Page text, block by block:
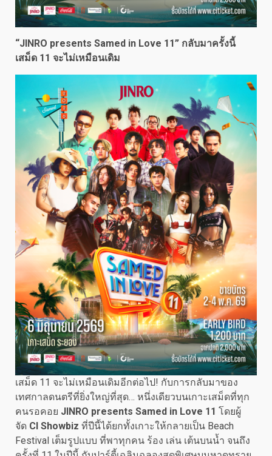
“JINRO presents Samed in Love 11” กลับมาครั้งนี้
เสม็ด 11 จะไม่เหมือนเดิม
เสม็ด 11 จะไม่เหมือนเดิมอีกต่อไป! กับการกลับมาของ
เทศกาลดนตรีที่ยิ่งใหญ่ที่สุด… หนึ่งเดียวบนเกาะเสม็ดที่ทุก
คนรอคอย JINRO presents Samed in Love 11 โดยผู้
จัด CI Showbiz ที่ปีนี้ได้ยกทั้งเกาะให้กลายเป็น Beach
Festival เต็มรูปแบบ ที่พาทุกคน ร้อง เล่น เต้นบนน้ำ จนถึง